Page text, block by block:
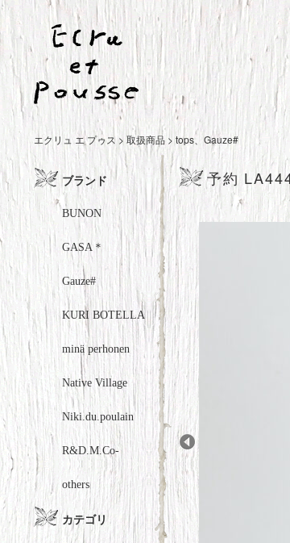
エクリュ エ プゥス > 取扱商品 > tops、 Gauze#
ブランド
BUNON
GASA＊
Gauze#
KURI BOTELLA
minä perhonen
Native Village
Niki.du.poulain
R&D.M.Co-
others
カテゴリ
予約
Prev